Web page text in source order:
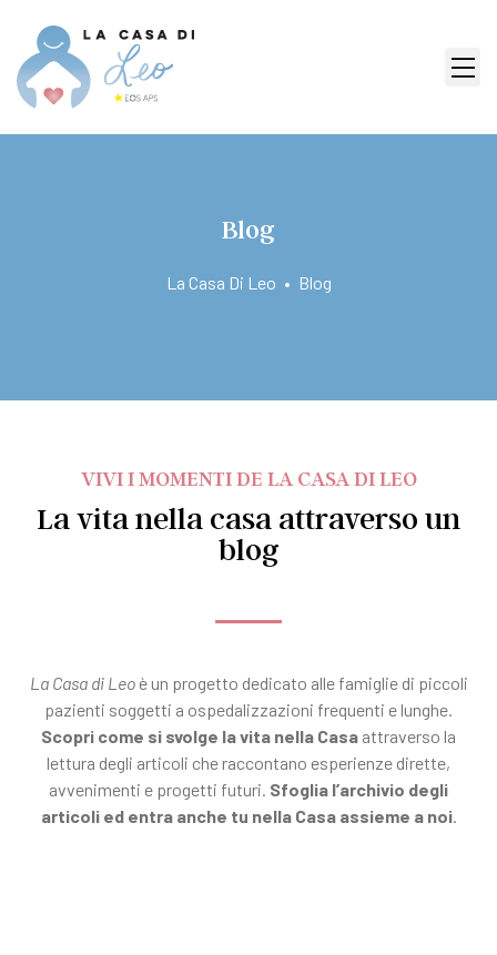
Blog
La Casa Di Leo • Blog
VIVI I MOMENTI DE LA CASA DI LEO
La vita nella casa attraverso un
blog
La Casa di Leo è un progetto dedicato alle famiglie di piccoli
pazienti soggetti a ospedalizzazioni frequenti e lunghe.
Scopri come si svolge la vita nella Casa attraverso la
lettura degli articoli che raccontano esperienze dirette,
avvenimenti e progetti futuri. Sfoglia l’archivio degli
articoli ed entra anche tu nella Casa assieme a noi.